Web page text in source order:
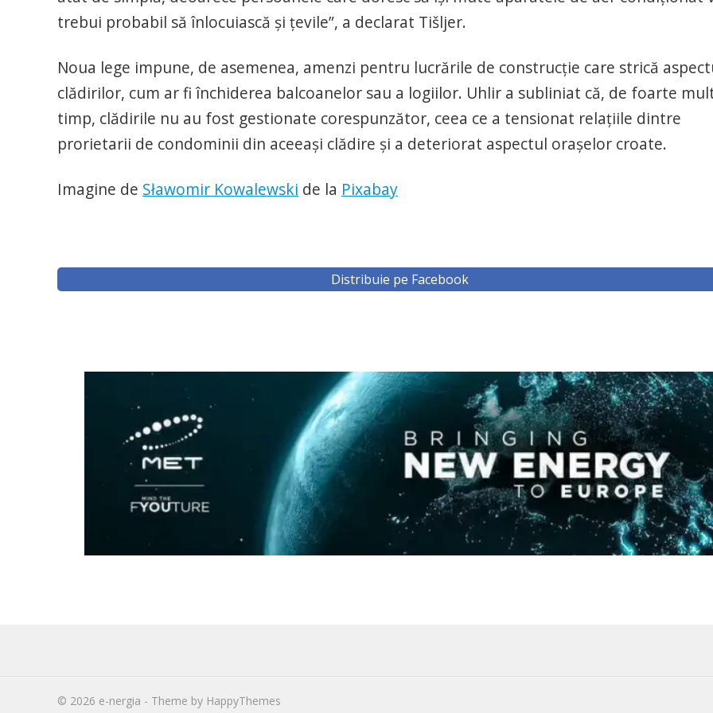
trebui probabil să înlocuiască și țevile”, a declarat Tišljer.
Noua lege impune, de asemenea, amenzi pentru lucrările de construcție care strică
clădirilor, cum ar fi închiderea balcoanelor sau a logiilor. Uhlir a subliniat că, de foarte
timp, clădirile nu au fost gestionate corespunzător, ceea ce a tensionat relațiile dintre
prorietarii de condominii din aceeași clădire și a deteriorat aspectul orașelor croate.
Imagine de Sławomir Kowalewski de la Pixabay
Distribuie pe Facebook
© 2026 e-nergia - Theme by HappyThemes